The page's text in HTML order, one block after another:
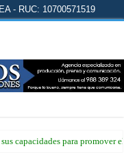
- RUC: 10700571519
capacidades para promover